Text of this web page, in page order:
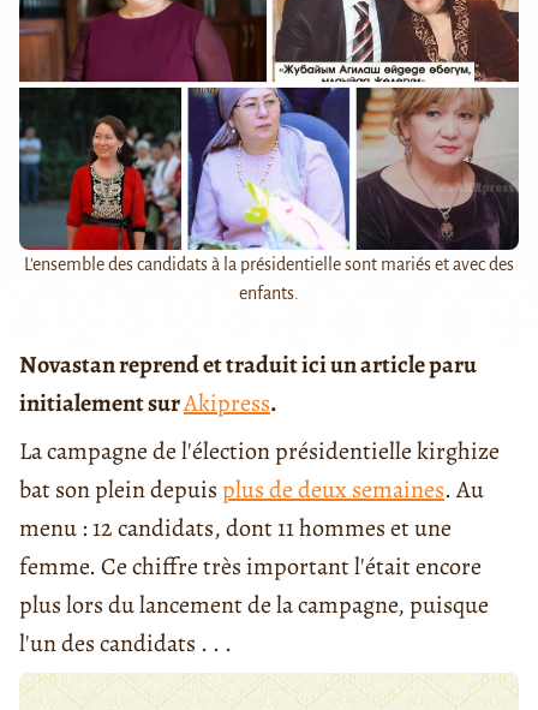
L'ensemble des candidats à la présidentielle sont mariés et avec des
enfants.
Novastan reprend et traduit ici un article paru
initialement surAkipress.
La campagne de l'élection présidentielle kirghize
bat son plein depuisplus de deux semaines. Au
menu : 12 candidats, dont 11 hommes et une
femme. Ce chiffre très important l'était encore
plus lors du lancement de la campagne, puisque
l'un des candidats . . .